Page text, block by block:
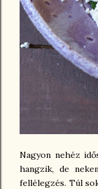
Nagyon nehéz
hangzik, de
fellélegzés. Túl